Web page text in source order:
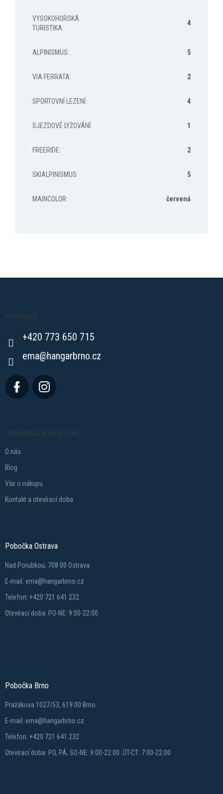
VYSOKOHORSKÁ
TURISTIKA:
4
ALPINISMUS: 5
VIA FERRATA: 2
SPORTOVNÍ LEZENÍ: 4
SJEZDOVÉ LYŽOVÁNÍ: 1
FREERIDE: 2
SKIALPINISMUS: 5
MAINCOLOR: červená
Kontakt
+420 773 650 715
ema@hangarbrno.cz
Informace pro vás
O nás
Blog
Vše o nákupu
Kontakt a otevírací doba
Pobočka Ostrava
Nad Porubkou, 708 00 Ostrava
E-mail: ema@hangarbrno.cz
Telefon: +420 721 641 232
Otevírací doba: PO-NE: 9:00-22:00
Pobočka Brno
Pražákova 1027/53, 619 00 Brno
E-mail: ema@hangarbrno.cz
Telefon: +420 721 641 232
Otevírací doba: PO, PÁ, SO-NE: 9:00-22:00. ÚT-ČT: 7:00-22:00